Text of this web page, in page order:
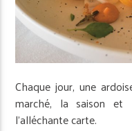
Chaque jour, une
marché, la saison et
l’alléchante carte.